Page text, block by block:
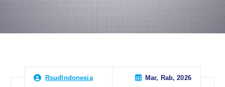
RsudIndonesia Mar, Rab, 2026